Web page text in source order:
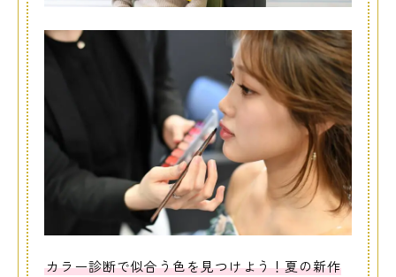
カラー診断で似合う色を見つけよう！夏の新作